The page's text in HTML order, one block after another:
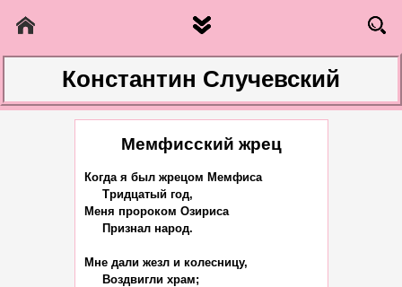
Константин Случевский
Мемфисский жрец
Когда я был жрецом Мемфиса
     Тридцатый год,
Меня пророком Озириса
     Признал народ.
Мне дали жезл и колесницу,
     Воздвигли храм;